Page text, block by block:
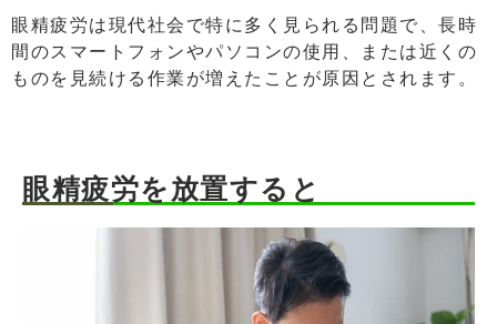
眼精疲労は現代社会で特に多く見られる問題で、長時
間のスマートフォンやパソコンの使用、または近くの
ものを見続ける作業が増えたことが原因とされます。
眼精疲労を放置すると